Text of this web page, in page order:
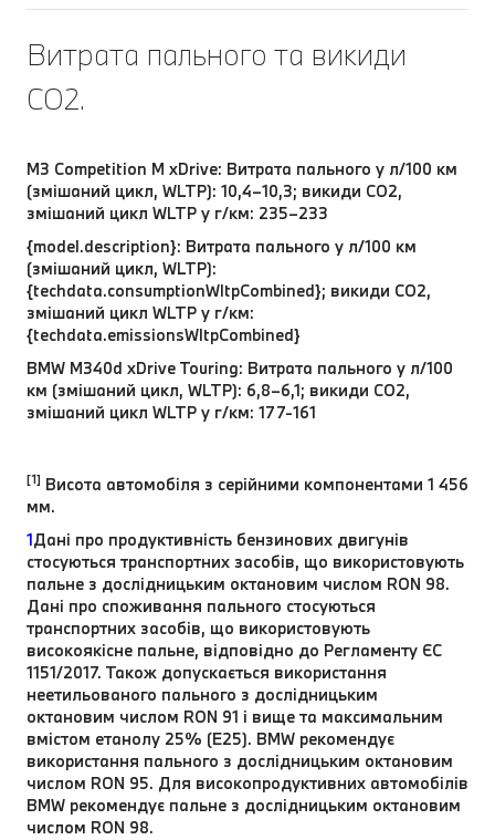
Витрата пального та викиди
CO2.
M3 Competition M xDrive: Витрата пального у л/100 км
(змішаний цикл, WLTP): 10,4–10,3; викиди CO2,
змішаний цикл WLTP у г/км: 235–233
{model.description}: Витрата пального у л/100 км
(змішаний цикл, WLTP):
{techdata.consumptionWltpCombined}; викиди CO2,
змішаний цикл WLTP у г/км:
{techdata.emissionsWltpCombined}
BMW M340d xDrive Touring: Витрата пального у л/100
км (змішаний цикл, WLTP): 6,8–6,1; викиди CO2,
змішаний цикл WLTP у г/км: 177-161
[1] Висота автомобіля з серійними компонентами 1 456
мм.
1Дані про продуктивність бензинових двигунів
стосуються транспортних засобів, що використовують
пальне з дослідницьким октановим числом RON 98.
Дані про споживання пального стосуються
транспортних засобів, що використовують
високоякісне пальне, відповідно до Регламенту ЄС
1151/2017. Також допускається використання
неетильованого пального з дослідницьким
октановим числом RON 91 і вище та максимальним
вмістом етанолу 25% (E25). BMW рекомендує
використання пального з дослідницьким октановим
числом RON 95. Для високопродуктивних автомобілів
BMW рекомендує пальне з дослідницьким октановим
числом RON 98.